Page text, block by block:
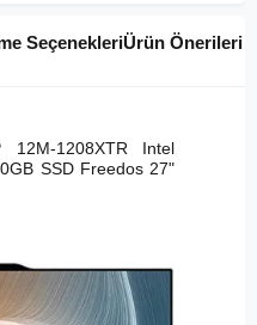
SeçenekleriÜrün Önerileri
12M-1208XTR Intel
SSD Freedos 27"